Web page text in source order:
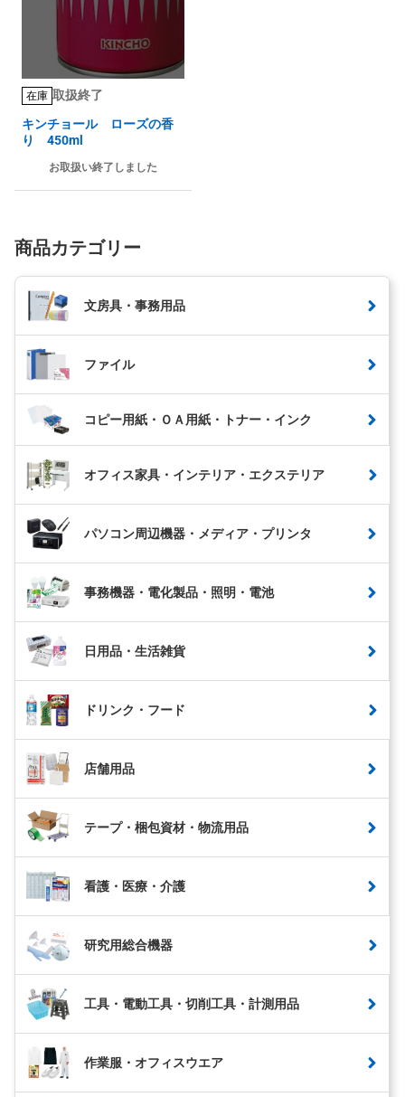
在庫 取扱終了
キンチョール ローズの香
り 450ml
お取扱い終了しました
商品カテゴリー
文房具・事務用品
ファイル
コピー用紙・ＯＡ用紙・トナー・インク
オフィス家具・インテリア・エクステリア
パソコン周辺機器・メディア・プリンタ
事務機器・電化製品・照明・電池
日用品・生活雑貨
ドリンク・フード
店舗用品
テープ・梱包資材・物流用品
看護・医療・介護
研究用総合機器
工具・電動工具・切削工具・計測用品
作業服・オフィスウエア